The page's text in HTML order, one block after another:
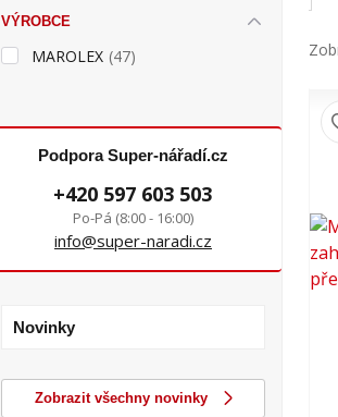
VÝROBCE
MAROLEX (47)
Podpora Super-nářadí.cz
+420 597 603 503
Po-Pá (8:00 - 16:00)
info@super-naradi.cz
Novinky
Zobrazit všechny novinky